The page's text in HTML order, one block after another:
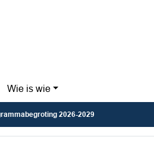
Wie is wie
2026-2029